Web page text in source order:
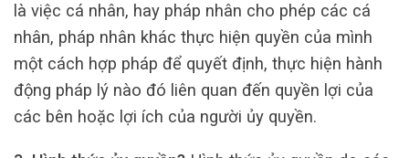
là việc cá nhân, hay pháp nhân cho phép các cá
nhân, pháp nhân khác thực hiện quyền của mình
một cách hợp pháp để quyết định, thực hiện hành
động pháp lý nào đó liên quan đến quyền lợi của
các bên hoặc lợi ích của người ủy quyền.